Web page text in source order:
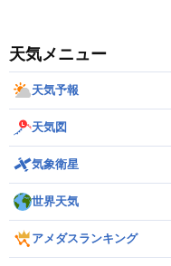
天気メニュー
天気予報
天気図
気象衛星
世界天気
アメダスランキング